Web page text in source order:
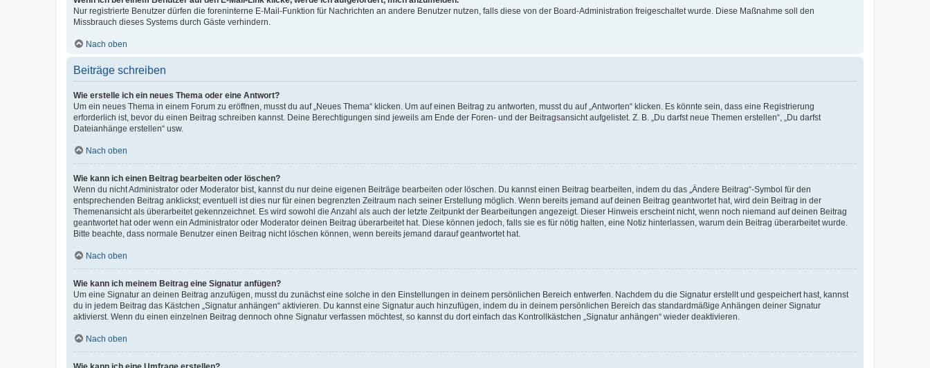
Nur registrierte Benutzer dürfen die foreninterne E-Mail-Funktion für Nachrichten an andere Benutzer nutzen, falls diese von der Board-Administration freigeschaltet wurde. Diese Maßnahme soll den
Missbrauch dieses Systems durch Gäste verhindern.
Nach oben
Beiträge schreiben
Wie erstelle ich ein neues Thema oder eine Antwort?
Um ein neues Thema in einem Forum zu eröffnen, musst du auf „Neues Thema“ klicken. Um auf einen Beitrag zu antworten, musst du auf „Antworten“ klicken. Es könnte sein, dass eine Registrierung
erforderlich ist, bevor du einen Beitrag schreiben kannst. Deine Berechtigungen sind jeweils am Ende der Foren- und der Beitragsansicht aufgelistet. Z. B. „Du darfst neue Themen erstellen“, „Du darfst
Dateianhänge erstellen“ usw.
Nach oben
Wie kann ich einen Beitrag bearbeiten oder löschen?
Wenn du nicht Administrator oder Moderator bist, kannst du nur deine eigenen Beiträge bearbeiten oder löschen. Du kannst einen Beitrag bearbeiten, indem du das „Ändere Beitrag“-Symbol für den
entsprechenden Beitrag anklickst; eventuell ist dies nur für einen begrenzten Zeitraum nach seiner Erstellung möglich. Wenn bereits jemand auf deinen Beitrag geantwortet hat, wird dein Beitrag in der
Themenansicht als überarbeitet gekennzeichnet. Es wird sowohl die Anzahl als auch der letzte Zeitpunkt der Bearbeitungen angezeigt. Dieser Hinweis erscheint nicht, wenn noch niemand auf deinen Beitrag
geantwortet hat oder wenn ein Administrator oder Moderator deinen Beitrag überarbeitet hat. Diese können jedoch, falls sie es für nötig halten, eine Notiz hinterlassen, warum dein Beitrag überarbeitet wurde.
Bitte beachte, dass normale Benutzer einen Beitrag nicht löschen können, wenn bereits jemand darauf geantwortet hat.
Nach oben
Wie kann ich meinem Beitrag eine Signatur anfügen?
Um eine Signatur an deinen Beitrag anzufügen, musst du zunächst eine solche in den Einstellungen in deinem persönlichen Bereich entwerfen. Nachdem du die Signatur erstellt und gespeichert hast, kannst
du in jedem Beitrag das Kästchen „Signatur anhängen“ aktivieren. Du kannst eine Signatur auch hinzufügen, indem du in deinem persönlichen Bereich das standardmäßige Anhängen deiner Signatur
aktivierst. Wenn du einen einzelnen Beitrag dennoch ohne Signatur verfassen möchtest, so kannst du dort einfach das Kontrollkästchen „Signatur anhängen“ wieder deaktivieren.
Nach oben